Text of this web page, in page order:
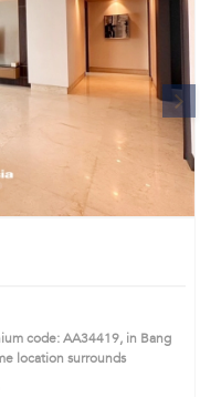
Next
code: AA34419, in Bang
location surrounds